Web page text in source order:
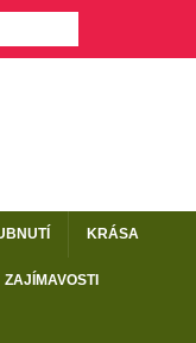
KRÁSA
ZAJÍMAVOSTI